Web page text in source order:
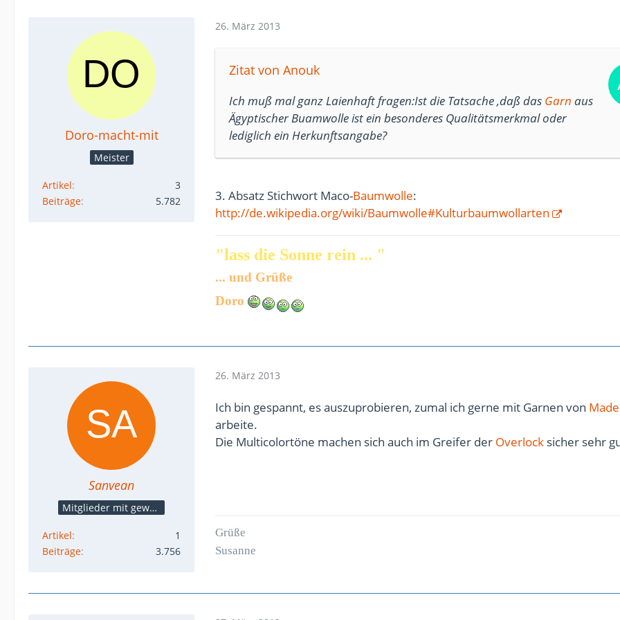
Doro-macht-mit
Meister
Artikel
3
Beiträge
5.782
26. März 2013
Zitat von Anouk
Ich muß mal ganz Laienhaft fragen:Ist die Tatsache ,daß das Garn aus
Ägyptischer Buamwolle ist ein besonderes Qualitätsmerkmal oder
lediglich ein Herkunftsangabe?
3. Absatz Stichwort Maco-Baumwolle:
http://de.wikipedia.org/wiki/Baumwolle#Kulturbaumwollarten
"lass die Sonne rein ... "
... und Grüße
Doro
Sanvean
Mitglieder mit gewerblicher Verbindung, auch als Mitarbeiter/in
Artikel
1
Beiträge
3.756
26. März 2013
Ich bin gespannt, es auszuprobieren, zumal ich gerne mit Garnen von
arbeite.
Die Multicolortöne machen sich auch im Greifer der Overlock sicher sehr
Grüße
Susanne